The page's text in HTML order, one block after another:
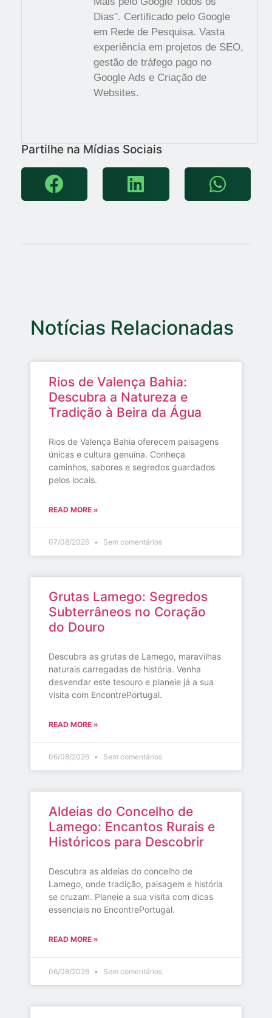
Dias". Certificado pelo Google
em Rede de Pesquisa. Vasta
experiência em projetos de SEO,
gestão de tráfego pago no
Google Ads e Criação de
Websites.
Partilhe na Mídias Sociais
Notícias Relacionadas
Rios de Valença Bahia:
Descubra a Natureza e
Tradição à Beira da Água
Rios de Valença Bahia oferecem paisagens
únicas e cultura genuína. Conheça
caminhos, sabores e segredos guardados
pelos locais.
READ MORE »
07/08/2026 Sem comentários
Grutas Lamego: Segredos
Subterrâneos no Coração
do Douro
Descubra as grutas de Lamego, maravilhas
naturais carregadas de história. Venha
desvendar este tesouro e planeie já a sua
visita com EncontrePortugal.
READ MORE »
06/08/2026 Sem comentários
Aldeias do Concelho de
Lamego: Encantos Rurais e
Históricos para Descobrir
Descubra as aldeias do concelho de
Lamego, onde tradição, paisagem e história
se cruzam. Planeie a sua visita com dicas
essenciais no EncontrePortugal.
READ MORE »
06/08/2026 Sem comentários